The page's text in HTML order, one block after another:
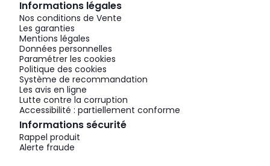
Informations légales
Nos conditions de Vente
Les garanties
Mentions légales
Données personnelles
Paramétrer les cookies
Politique des cookies
Système de recommandation
Les avis en ligne
Lutte contre la corruption
Accessibilité : partiellement conforme
Informations sécurité
Rappel produit
Alerte fraude